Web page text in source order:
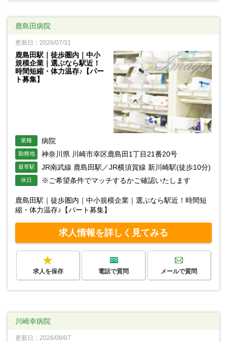
鹿島田病院
更新日：2026/07/31
鹿島田駅｜徒歩圏内｜中小
規模企業｜選ぶなら駅近！
時間短縮・体力温存♪【パー
ト募集】
業種 病院
勤務地 神奈川県 川崎市幸区鹿島田1丁目21番20号
最寄駅 JR南武線 鹿島田駅／JR横須賀線 新川崎駅(徒歩10分)
休日 ※ご希望条件でマッチするかご確認いたします
鹿島田駅｜徒歩圏内｜中小規模企業｜選ぶなら駅近！時間短
縮・体力温存♪【パート募集】
求人情報を詳しく見てみる
求人を保存 電話で質問 メールで質問
川崎幸病院
更新日：2026/08/07